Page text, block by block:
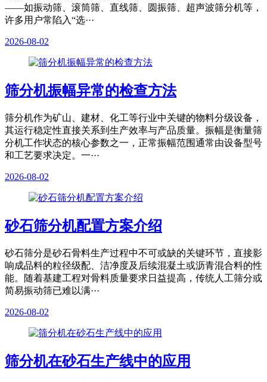
——如振动筛、滚筒筛、直线筛、圆振筛、超声波筛分机等，
许多用户常陷入“选···
2026-08-02
筛分机振幅异常的检查方法
筛分机作为矿山、建材、化工等行业中关键的物料分级设备，
其运行稳定性直接关系到生产效率与产品质量。振幅是衡量筛
分机工作状态的核心参数之一，正常振幅范围通常由设备型号
和工艺要求决定。一···
2026-08-02
砂石筛分机配置方案介绍
砂石筛分是砂石骨料生产过程中不可或缺的关键环节，直接影
响成品料的粒径级配、洁净度及后续混凝土或沥青混合料的性
能。随着基建工程对骨料质量要求日益提高，传统人工筛分或
简易振动筛已难以满···
2026-08-02
筛分机在砂石生产线中的应用